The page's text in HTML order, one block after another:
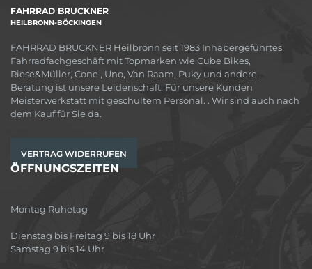
FAHRRAD BRUCKNER
HEILBRONN-BÖCKINGEN
FAHRRAD BRUCKNER Heilbronn seit 1983 Inhabergeführtes
Fahrradfachgeschäft mit Topmarken wie Cube Bikes,
Riese&Müller, Cone , Uno, Van Raam, Puky und andere.
Beratung ist unsere Leidenschaft. Für unsere Kunden
Meisterwerkstatt mit geschultem Personal. . Wir sind auch nach
dem Kauf für Sie da.
VERTRAG WIDERRUFEN
ÖFFNUNGSZEITEN
Montag Ruhetag
Dienstag bis Freitag 9 bis 18 Uhr
Samstag 9 bis 14 Uhr